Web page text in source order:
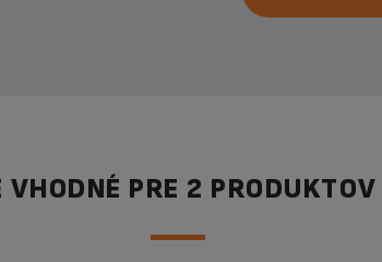
VHODNÉ PRE 2 PRODUKTOV